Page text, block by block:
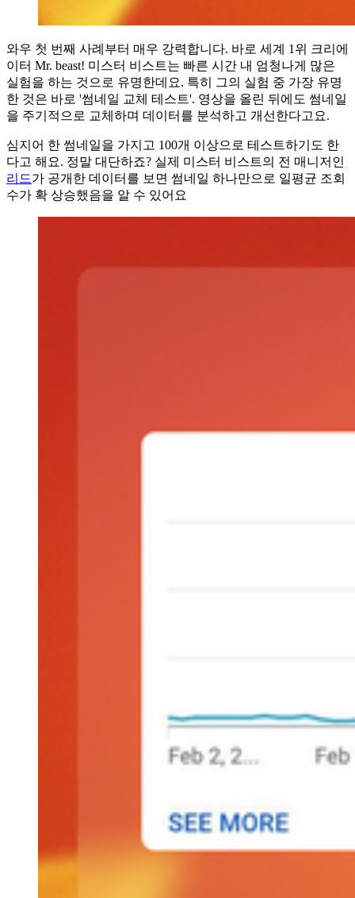
와우 첫 번째 사례부터 매우 강력합니다. 바로 세계 1위 크리에
이터 Mr. beast! 미스터 비스트는 빠른 시간 내 엄청나게 많은
실험을 하는 것으로 유명한데요. 특히 그의 실험 중 가장 유명
한 것은 바로 '썸네일 교체 테스트'. 영상을 올린 뒤에도 썸네일
을 주기적으로 교체하며 데이터를 분석하고 개선한다고요.
심지어 한 썸네일을 가지고 100개 이상으로 테스트하기도 한
다고 해요. 정말 대단하죠? 실제 미스터 비스트의 전 매니저인
리드가 공개한 데이터를 보면 썸네일 하나만으로 일평균 조회
수가 확 상승했음을 알 수 있어요